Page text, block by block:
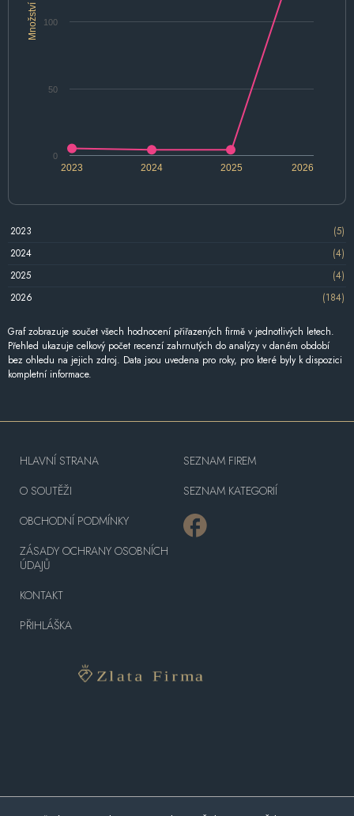
Množství
2024 2026
2023 2025
0
50
100
2023
(5)
2024
(4)
2025
(4)
2026
(184)
Graf zobrazuje součet všech hodnocení přiřazených firmě v jednotlivých letech.
Přehled ukazuje celkový počet recenzí zahrnutých do analýzy v daném období
bez ohledu na jejich zdroj. Data jsou uvedena pro roky, pro které byly k dispozici
kompletní informace.
HLAVNÍ STRANA
O SOUTĚŽI
OBCHODNÍ PODMÍNKY
ZÁSADY OCHRANY OSOBNÍCH
ÚDAJŮ
KONTAKT
PŘIHLÁŠKA
SEZNAM FIREM
SEZNAM KATEGORIÍ